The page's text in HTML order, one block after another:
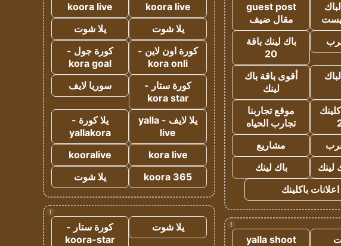
guest post
مقال ضيف
باك لينك باقة
20
أقوى باقة باك
لينك
موقع تجاربنا
تجارب الحياه
مشاريع
لينك
باك لينك
اعلانات باكلينك
!
yalla shoot
koora live
koora live
يلا شوت
يلا شوت
كورة اون لاين -
kora onli
كورة جول -
kora goal
كورة ستار -
kora star
سوريا لايف
يلا لايف - yalla
live
يلا كورة -
yallakora
kora live
kooralive
koora 365
يلا شوت
!
يلا شوت
كورة ستار -
koora-star